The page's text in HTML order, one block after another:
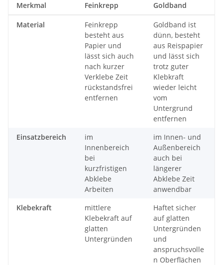
Merkmal Feinkrepp Goldband
Material
Feinkrepp
besteht aus
Papier und
lässt sich auch
nach kurzer
Verklebe Zeit
rückstandsfrei
entfernen
Goldband ist
dünn, besteht
aus Reispapier
und lässt sich
trotz guter
Klebkraft
wieder leicht
vom
Untergrund
entfernen
Einsatzbereich
im
Innenbereich
bei
kurzfristigen
Abklebe
Arbeiten
im Innen- und
Außenbereich
auch bei
längerer
Abklebe Zeit
anwendbar
Klebekraft
mittlere
Klebekraft auf
glatten
Untergründen
Haftet sicher
auf glatten
Untergründen
und
anspruchsvolle
n Oberflächen